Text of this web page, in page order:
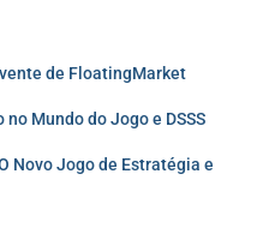
de FloatingMarket
Mundo do Jogo e DSSS
Novo Jogo de Estratégia e